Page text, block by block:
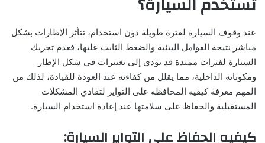
عند وقوف السيارة لفترة طويلة دون استخدام، تتأثر الإطارات بشكل
مباشر نتيجة العوامل البيئية والضغط الثابت عليها، فعدم تحريك
السيارة لفترات ممتدة قد يؤدي إلى تغييرات في شكل الإطار
ومكوناته الداخلية، مما يقلل من كفاءته عند العودة للقيادة، لذلك من
المهم معرفة كيفيه المحافظه على التواير لتفادي المشكلات
المستقبلية والحفاظ على سلامتها عند إعادة استخدام السيارة.
كيفيه الحفاظ على التواير السيارة: